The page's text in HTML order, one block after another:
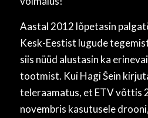
Aastal 2012 lõpetasin
Kesk-Eestist lugude
siis nüüd alustasin ka
tootmist. Kui Hagi Šein
teleraamatus, et ETV võttis
novembris kasutusele